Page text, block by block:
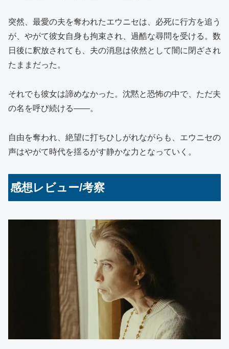
突然、最愛の夫を奪われたエウニセは、必死に行方を追う
が、やがて彼女自身も拘束され、過酷な尋問を受ける。数
日後に釈放されても、夫の消息は依然として闇に閉ざされ
たままだった。
それでも彼女は諦めなかった。沈黙と恐怖の中で、ただ夫
の名を呼び続ける――。
自由を奪われ、絶望に打ちひしがれながらも、エウニセの
声はやがて時代を揺るがす静かな力となっていく。
感想レビュー/考察